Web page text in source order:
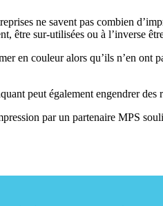
ne savent pas combien
être sur-utilisées ou à l’inverse
en couleur alors qu’ils n’en ont
peut également engendrer
par un partenaire MPS